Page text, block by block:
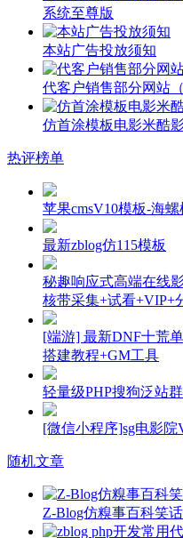
系统至尊版
本站广告投放须知
代客户销售部分网站（
仿首涂模板电影米酷
热评榜单
苹果cmsV10模板-海
最新zblog仿115模板
秘趣响应式高端在线
核带采集+试看+VIP+
[端游] 最新DNF十荒
搭建教程+GM工具
轻量级PHP搜狗泛站
[微信小程序]sg电影
随机文章
Z-Blog仿糗事百科笑